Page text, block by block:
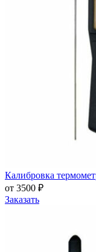
Калибровка
от 3500 ₽
Заказать